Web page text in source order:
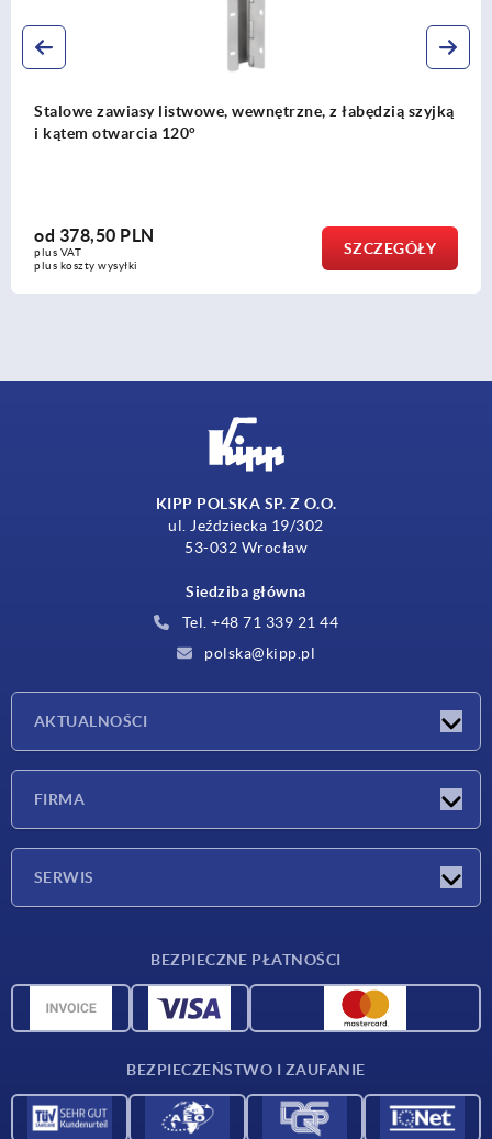
Zawiasy ze stali lub stali nierdzewnej umieszczone po
stronie wewnętrznej, kąt rozwarcia 125°
od 117,50 PLN
plus VAT
plus koszty wysyłki
SZCZEGÓŁY
KIPP POLSKA SP. Z O.O.
ul. Jeździecka 19/302
53-032 Wrocław
Siedziba główna
Tel. +48 71 339 21 44
polska@kipp.pl
AKTUALNOŚCI
FIRMA
SERWIS
Dane CAD
BEZPIECZNE PŁATNOŚCI
BEZPIECZEŃSTWO I ZAUFANIE